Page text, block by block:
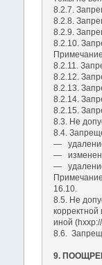
8.2.7.
8.2.8.
8.2.9.
8.2.10.
8.2.11.
8.2.12.
8.2.13.
8.2.14.
8.2.15.
8.3. Не
8.4.
― удаление
―
―
16.10.
8.5. Не
иной
8.6.
9.